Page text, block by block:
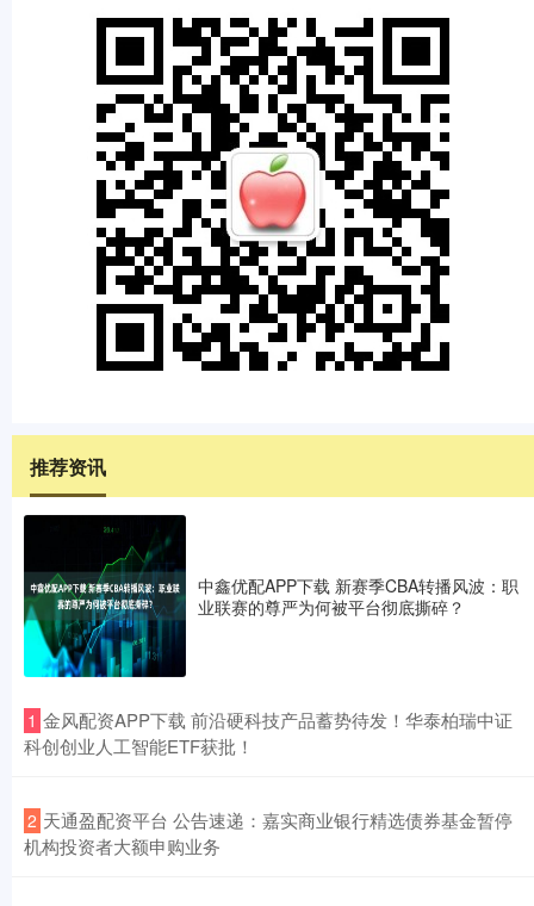
推荐资讯
中鑫优配APP下载 新赛季CBA转播风波：职
业联赛的尊严为何被平台彻底撕碎？
1 ​金风配资APP下载 前沿硬科技产品蓄势待发！华泰柏瑞中证
科创创业人工智能ETF获批！
2 ​天通盈配资平台 公告速递：嘉实商业银行精选债券基金暂停
机构投资者大额申购业务